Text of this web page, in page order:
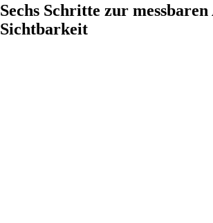
Sechs Schritte zur
Sichtbarkeit